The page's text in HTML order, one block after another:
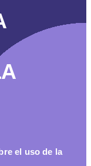
el uso de la